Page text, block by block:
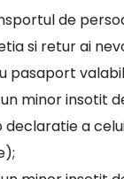
de
si retur ai
pasaport
minor insotit
declaratie a